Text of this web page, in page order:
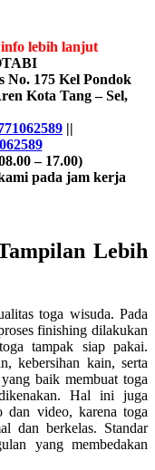
lebih lanjut
No. 175 Kel Pondok
Kota Tang – Sel,
||
– 17.00)
pada jam kerja
Lebih
toga wisuda. Pada
finishing dilakukan
tampak siap pakai.
kebersihan kain, serta
baik membuat toga
Hal ini juga
dan video, karena toga
dan berkelas. Standar
yang membedakan